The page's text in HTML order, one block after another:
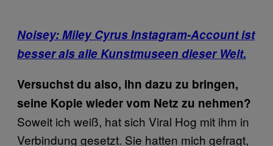
Noisey: Miley Cyrus Instagram-Account ist
besser als alle Kunstmuseen dieser Welt.
Versuchst du also, ihn dazu zu bringen,
seine Kopie wieder vom Netz zu nehmen?
Soweit ich weiß, hat sich Viral Hog mit ihm in
Verbindung gesetzt. Sie hatten mich gefragt,